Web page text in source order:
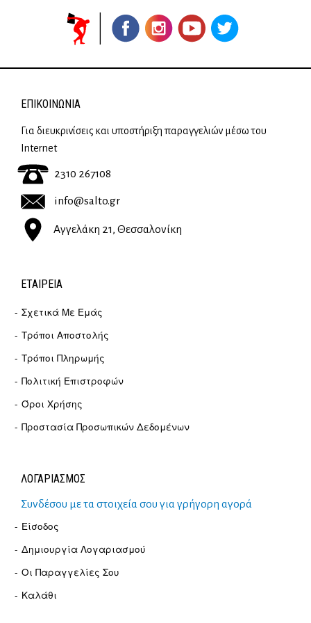
ΕΠΙΚΟΙΝΩΝΊΑ
Για διευκρινίσεις και υποστήριξη παραγγελιών μέσω του
Internet
2310 267108
info@salto.gr
Αγγελάκη 21, Θεσσαλονίκη
ΕΤΑΙΡΕΊΑ
Σχετικά Με Εμάς
Τρόποι Αποστολής
Τρόποι Πληρωμής
Πολιτική Επιστροφών
Όροι Χρήσης
Προστασία Προσωπικών Δεδομένων
ΛΟΓΑΡΙΑΣΜΟΣ
Συνδέσου με τα στοιχεία σου για γρήγορη αγορά
Είσοδος
Δημιουργία Λογαριασμού
Οι Παραγγελίες Σου
Καλάθι